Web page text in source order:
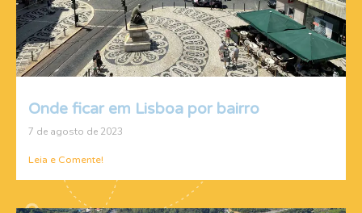
Onde ficar em Lisboa por bairro
7 de agosto de 2023
Leia e Comente!